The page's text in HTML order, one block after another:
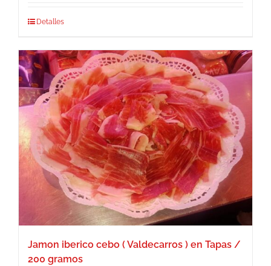
Detalles
Jamon iberico cebo ( Valdecarros ) en Tapas /
200 gramos